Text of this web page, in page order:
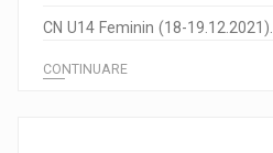
CN U14 Feminin (18-19.12.2021)...
CONTINUARE